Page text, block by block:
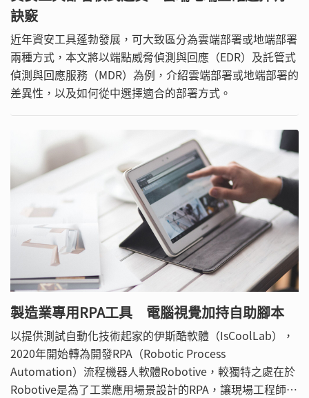
訣竅
近年資安工具蓬勃發展，可大致區分為雲端部署或地端部署
兩種方式，本文將以端點威脅偵測與回應（EDR）及託管式
偵測與回應服務（MDR）為例，介紹雲端部署或地端部署的
差異性，以及如何從中選擇適合的部署方式。
製造業專用RPA工具 電腦視覺加持自助腳本
以提供測試自動化技術起家的伊斯酷軟體（IsCoolLab），
2020年開始轉為開發RPA（Robotic Process
Automation）流程機器人軟體Robotive，較獨特之處在於
Robotive是為了工業應用場景設計的RPA，讓現場工程師無